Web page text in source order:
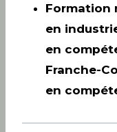
Formation
en
en
Franche-
en